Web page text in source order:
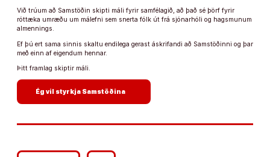
Við trúum að Samstöðin skipti máli fyrir samfélagið, að það sé þörf fyrir
róttæka umræðu um málefni sem snerta fólk út frá sjónarhóli og hagsmunum
almennings.
Ef þú ert sama sinnis skaltu endilega gerast áskrifandi að Samstöðinni og þar
með einn af eigendum hennar.
Þitt framlag skiptir máli.
Ég vil styrkja Samstöðina